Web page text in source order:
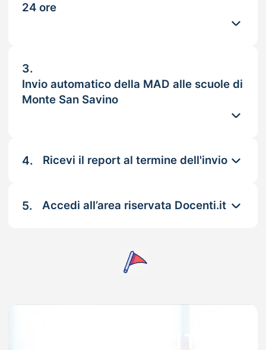
24 ore
3.
Invio automatico della MAD alle scuole di
Monte San Savino
4. Ricevi il report al termine dell'invio
5. Accedi all’area riservata Docenti.it